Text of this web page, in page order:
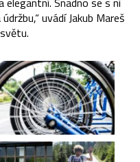
uvádí Jakub Mareš